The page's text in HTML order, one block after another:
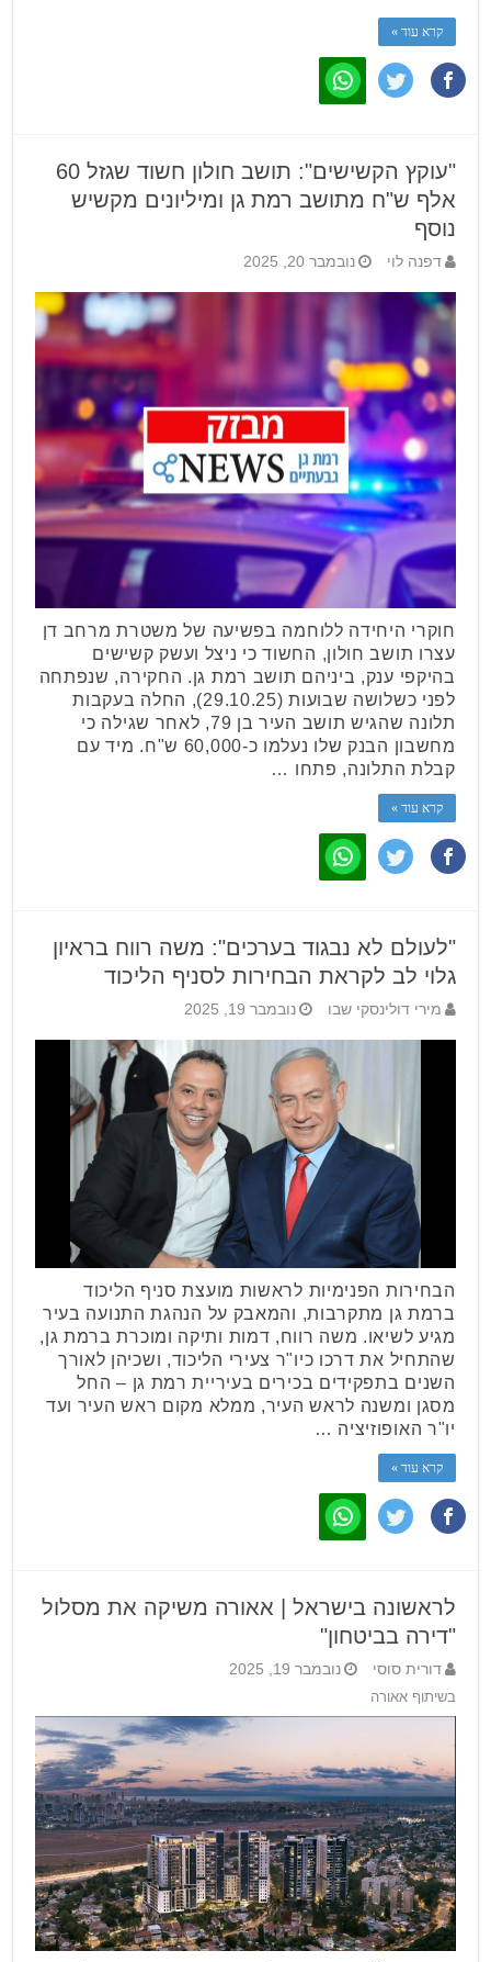
קרא עוד »
"עוקץ הקשישים": תושב חולון חשוד שגזל 60
אלף ש"ח מתושב רמת גן ומיליונים מקשיש
נוסף
דפנה לוי נובמבר 20, 2025
חוקרי היחידה ללוחמה בפשיעה של משטרת מרחב דן
עצרו תושב חולון, החשוד כי ניצל ועשק קשישים
בהיקפי ענק, ביניהם תושב רמת גן. החקירה, שנפתחה
לפני כשלושה שבועות (29.10.25), החלה בעקבות
תלונה שהגיש תושב העיר בן 79, לאחר שגילה כי
מחשבון הבנק שלו נעלמו כ-60,000 ש"ח. מיד עם
קבלת התלונה, פתחו …
קרא עוד »
"לעולם לא נבגוד בערכים": משה רווח בראיון
גלוי לב לקראת הבחירות לסניף הליכוד
מירי דולינסקי שבו נובמבר 19, 2025
הבחירות הפנימיות לראשות מועצת סניף הליכוד
ברמת גן מתקרבות, והמאבק על הנהגת התנועה בעיר
מגיע לשיאו. משה רווח, דמות ותיקה ומוכרת ברמת גן,
שהתחיל את דרכו כיו"ר צעירי הליכוד, ושכיהן לאורך
השנים בתפקידים בכירים בעיריית רמת גן – החל
מסגן ומשנה לראש העיר, ממלא מקום ראש העיר ועד
יו"ר האופוזיציה …
קרא עוד »
לראשונה בישראל | אאורה משיקה את מסלול
"דירה בביטחון"
דורית סוסי
נובמבר 19, 2025
בשיתוף אאורה